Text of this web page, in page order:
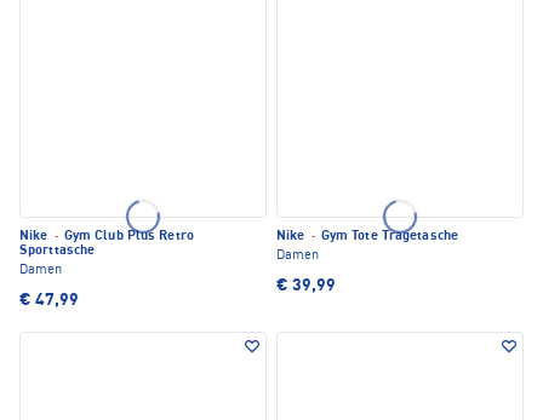
Nike · Gym Club Plus Retro
Sporttasche
Damen
€ 47,99
Nike · Gym Tote Tragetasche
Damen
€ 39,99